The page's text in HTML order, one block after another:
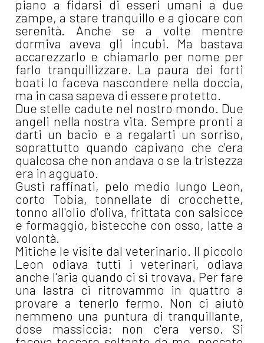
piano a fidarsi di esseri umani a due
zampe, a stare tranquillo e a giocare con
serenità. Anche se a volte mentre
dormiva aveva gli incubi. Ma bastava
accarezzarlo e chiamarlo per nome per
farlo tranquillizzare. La paura dei forti
boati lo faceva nascondere nella doccia,
ma in casa sapeva di essere protetto.
Due stelle cadute nel nostro mondo. Due
angeli nella nostra vita. Sempre pronti a
darti un bacio e a regalarti un sorriso,
soprattutto quando capivano che c'era
qualcosa che non andava o se la tristezza
era in agguato.
Gusti raffinati, pelo medio lungo Leon,
corto Tobia, tonnellate di crocchette,
tonno all'olio d'oliva, frittata con salsicce
e formaggio, bistecche con osso, latte a
volontà.
Mitiche le visite dal veterinario. Il piccolo
Leon odiava tutti i veterinari, odiava
anche l'aria quando ci si trovava. Per fare
una lastra ci ritrovammo in quattro a
provare a tenerlo fermo. Non ci aiutò
nemmeno una puntura di tranquillante,
dose massiccia: non c'era verso. Si